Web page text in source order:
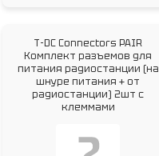
T-DC Connectors PAIR
Комплект разъемов для
питания радиостанции (на
шнуре питания + от
радиостанции) 2шт с
клеммами